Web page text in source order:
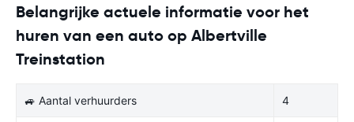
Belangrijke actuele informatie voor het
huren van een auto op Albertville
Treinstation
🚙 Aantal verhuurders 4